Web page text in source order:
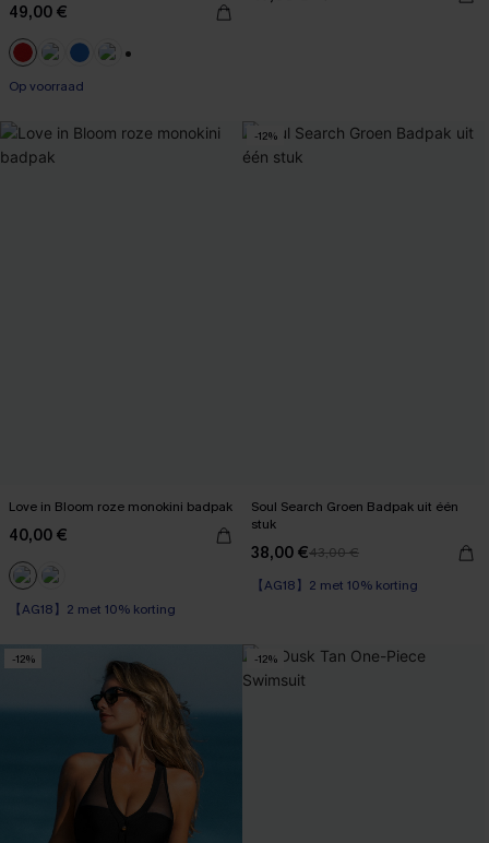
49,00 €
Op voorraad
Love in Bloom roze monokini badpak
40,00 €
【AG18】2 met 10% korting
-12%
Soul Search Groen Badpak uit één
stuk
38,00 €43,00 €
【AG18】2 met 10% korting
-12% -12%